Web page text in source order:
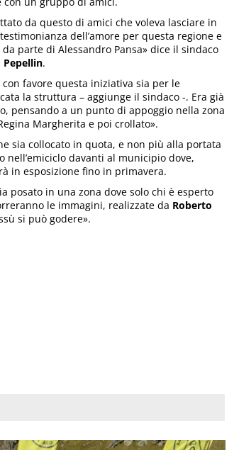
da questo di amici che voleva lasciare in
dell’amore per questa regione e
parte di Alessandro Pansa» dice il sindaco
Pepellin.
con favore questa iniziativa sia per le
la struttura – aggiunge il sindaco -. Era già
pensando a un punto di appoggio nella zona
Margherita e poi crollato».
sia collocato in quota, e non più alla portata
davanti al municipio dove,
in esposizione fino in primavera.
posato in una zona dove solo chi è esperto
le immagini, realizzate da Roberto
si può godere».